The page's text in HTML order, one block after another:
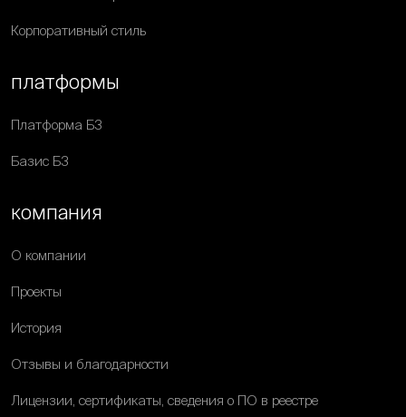
Корпоративный стиль
платформы
Платформа Б3
Базис Б3
компания
О компании
Проекты
История
Отзывы и благодарности
Лицензии, сертификаты, сведения о ПО в реестре